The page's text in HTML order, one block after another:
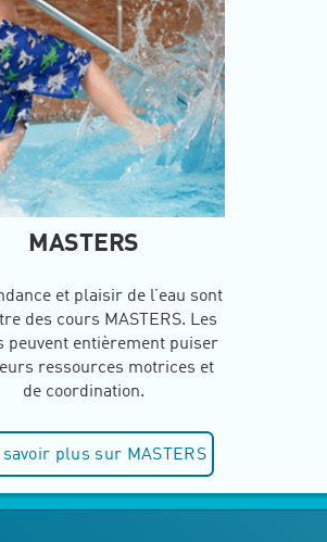
MASTERS
et plaisir de l’eau sont
des cours MASTERS. Les
peuvent entièrement puiser
ressources motrices et
de coordination.
savoir plus sur MASTERS